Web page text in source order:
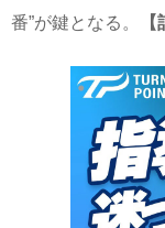
番”が鍵となる。